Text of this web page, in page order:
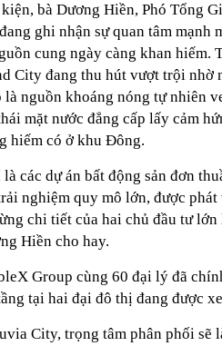
bà Dương Hiền, Phó Tổng
ghi nhận sự quan tâm mạnh
cung ngày càng khan
City đang thu hút vượt trội
nguồn khoáng nóng tự nhiên
mặt nước đẳng cấp lấy cảm
hiếm có ở khu Đông.
các dự án bất động sản đơn
nghiệm quy mô lớn, được
chi tiết của hai chủ đầu tư
Hiền cho hay.
Group cùng 60 đại lý đã
tại hai đại đô thị đang được
City, trọng tâm phân phối sẽ